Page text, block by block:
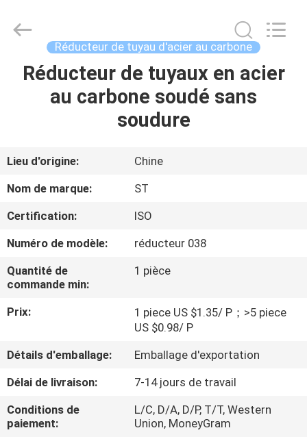
APERÇU
VIDÉOS
SHOW
A
PROPOS
DE
VISITE
D'USINE
Group
Reserved.
Developed
Réducteur de tuyau d'acier au carbone
Réducteur de tuyaux en acier
au carbone soudé sans
soudure
Lieu d'origine:
Chine
Nom de marque:
ST
Certification:
ISO
Numéro de modèle:
réducteur 038
Quantité de
commande min:
1 pièce
Prix:
1 piece US $1.35/ P；>5 piece
US $0.98/ P
Détails d'emballage:
Emballage d'exportation
Délai de livraison:
7-14 jours de travail
Conditions de
paiement:
L/C, D/A, D/P, T/T, Western
Union, MoneyGram